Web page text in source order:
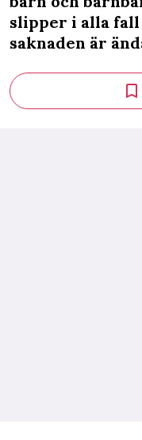
slipper i alla fall
saknaden är